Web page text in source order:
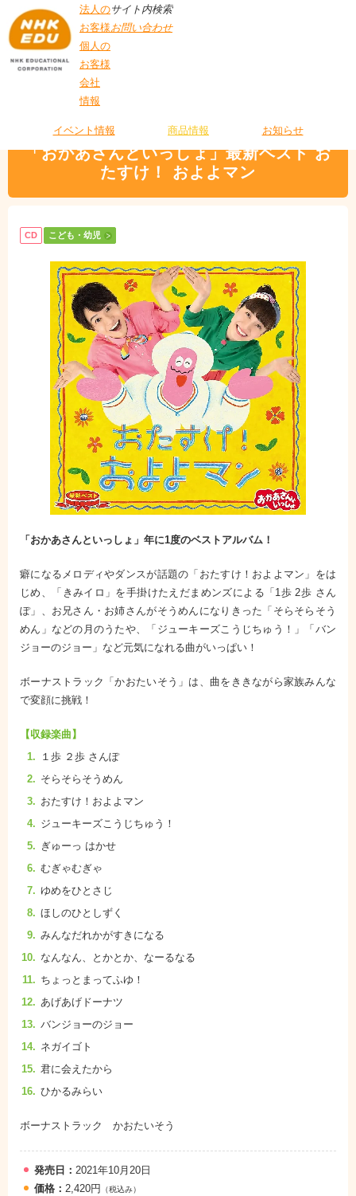
法人の
お客様
個人の
お客様
会社
情報
サイト内検索
お問い合わせ
イベント情報 商品情報 お知らせ
「おかあさんといっしょ」最新ベスト お
たすけ！ およよマン
CD こども・幼児
「おかあさんといっしょ」年に1度のベストアルバム！
癖になるメロディやダンスが話題の「おたすけ！およよマン」をは
じめ、「きみイロ」を手掛けたえだまめンズによる「1歩 2歩 さん
ぽ」、お兄さん・お姉さんがそうめんになりきった「そらそらそう
めん」などの月のうたや、「ジューキーズこうじちゅう！」「バン
ジョーのジョー」など元気になれる曲がいっぱい！
ボーナストラック「かおたいそう」は、曲をききながら家族みんな
で変顔に挑戦！
【収録楽曲】
１歩 ２歩 さんぽ
そらそらそうめん
おたすけ！およよマン
ジューキーズこうじちゅう！
ぎゅーっ はかせ
むぎゃむぎゃ
ゆめをひとさじ
ほしのひとしずく
みんなだれかがすきになる
なんなん、とかとか、なーるなる
ちょっとまってふゆ！
あげあげドーナツ
バンジョーのジョー
ネガイゴト
君に会えたから
ひかるみらい
ボーナストラック かおたいそう
発売日： 2021年10月20日
価格： 2,420円 （税込み）